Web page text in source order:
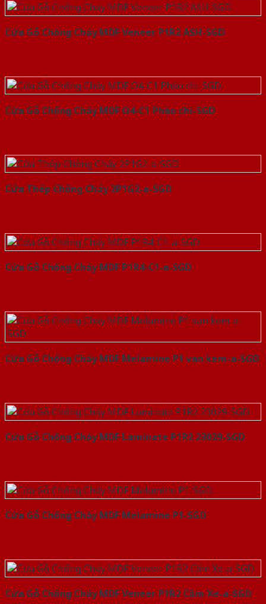
Cửa Gỗ Chống Cháy MDF Veneer P1R2 ASH-SGD
Cửa Gỗ Chống Cháy MDF O4-C1 Phào chi-SGD
Cửa Thép Chống Cháy 2P1G2-a-SGD
Cửa Gỗ Chống Cháy MDF P1R4-C1-a-SGD
Cửa Gỗ Chống Cháy MDF Melamine P1 van kem-a-SGD
Cửa Gỗ Chống Cháy MDF Laminate P1R2 23029-SGD
Cửa Gỗ Chống Cháy MDF Melamine P1-SGD
Cửa Gỗ Chống Cháy MDF Veneer P1R2 Căm Xe-a-SGD